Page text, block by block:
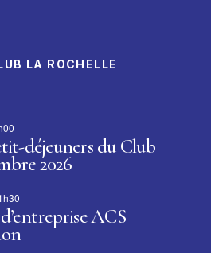
LA ROCHELLE
déjeuners du Club
2026
ACS